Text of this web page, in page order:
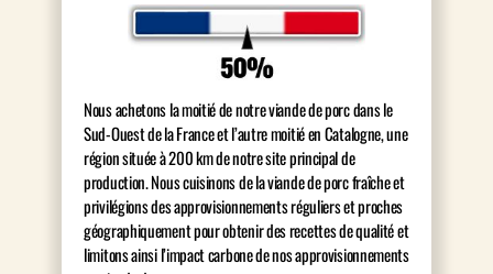
Nous achetons la moitié de notre viande de porc dans le
Sud-Ouest de la France et l’autre moitié en Catalogne, une
région située à 200 km de notre site principal de
production. Nous cuisinons de la viande de porc fraîche et
privilégions des approvisionnements réguliers et proches
géographiquement pour obtenir des recettes de qualité et
limitons ainsi l’impact carbone de nos approvisionnements